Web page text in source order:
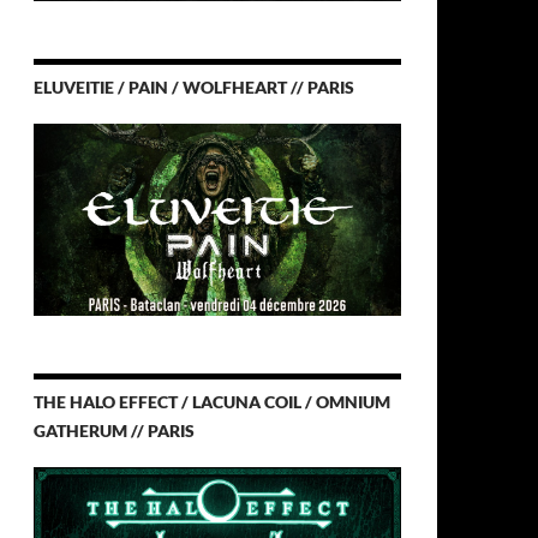
ELUVEITIE / PAIN / WOLFHEART // PARIS
THE HALO EFFECT / LACUNA COIL / OMNIUM
GATHERUM // PARIS